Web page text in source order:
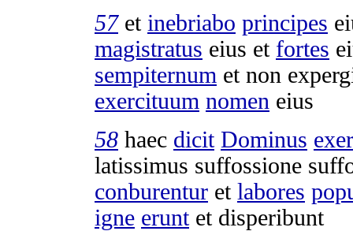
57et inebriabo principes
magistratus eius et fortes
sempiternum et non
exercituum nomen eius
58 haec dicit Dominus
latissimus suffossione
conburentur et labores
igne eruntet disperibunt